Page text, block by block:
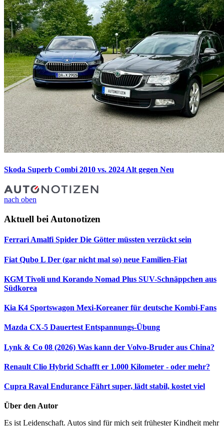
Skoda Superb Combi 2010 vs. 2024 Alt gegen Neu
nach oben
Aktuell bei Autonotizen
Ferrari Amalfi Spider Die Götter müssten verzückt sein
Fiat Qubo L Der (gar nicht mal so) neue Familien-Fiat
KGM Tivoli und Korando Nomad Plus SUV-Schnäppchen aus
Südkorea
Kia K4 Sportswagon Mexi-Koreaner für deutsche Kombi-Fans
Mazda CX-5 Dauertest Entspannungs-Übung
Lynk & Co 08 (2026) Was kann der Volvo-Bruder aus China?
Renault Clio Hybrid Schafft er 1.000 Kilometer - oder mehr?
Cupra Raval Endurance Fährt super, lädt stabil, kostet viel
Über den Autor
Es ist Leidenschaft. Autos sind für mich seit frühester Kindheit mehr